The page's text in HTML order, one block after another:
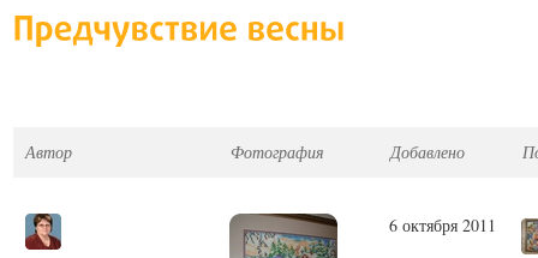
Автор Фотография Добавлено
6 октября 2011